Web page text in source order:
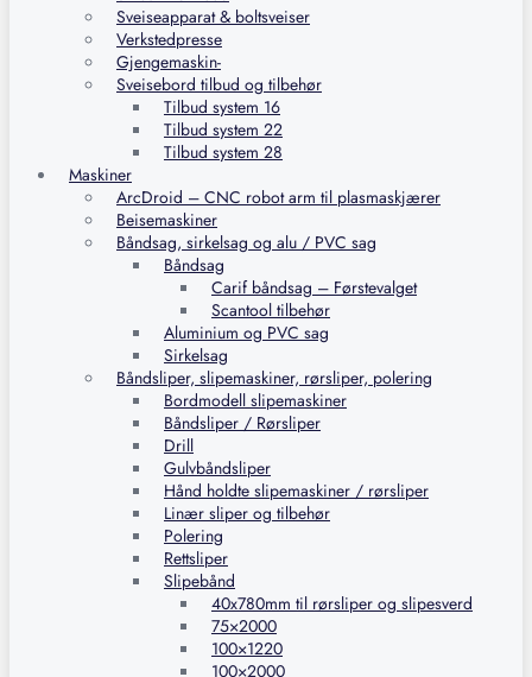
Sveiseapparat & boltsveiser
Verkstedpresse
Gjengemaskin-
Sveisebord tilbud og tilbehør
Tilbud system 16
Tilbud system 22
Tilbud system 28
Maskiner
ArcDroid – CNC robot arm til plasmaskjærer
Beisemaskiner
Båndsag, sirkelsag og alu / PVC sag
Båndsag
Carif båndsag – Førstevalget
Scantool tilbehør
Aluminium og PVC sag
Sirkelsag
Båndsliper, slipemaskiner, rørsliper, polering
Bordmodell slipemaskiner
Båndsliper / Rørsliper
Drill
Gulvbåndsliper
Hånd holdte slipemaskiner / rørsliper
Linær sliper og tilbehør
Polering
Rettsliper
Slipebånd
40x780mm til rørsliper og slipesverd
75×2000
100×1220
100×2000